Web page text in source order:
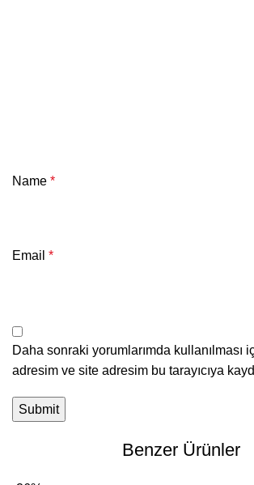
Name *
Email *
Daha sonraki yorumlarımda kullanılması
adresim ve site adresim bu tarayıcıya
Benzer Ürünler